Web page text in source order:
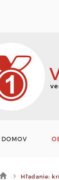
DOMOV
Hľadanie: